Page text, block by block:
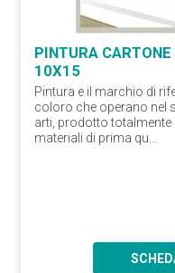
PINTURA
10X15
Pintura e il marchio di
coloro che operano nel
arti, prodotto totalmente
materiali di prima qu...